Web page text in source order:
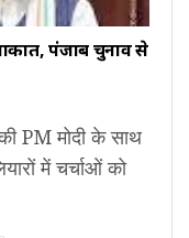
पंजाब चुनाव से
PM मोदी के साथ
में चर्चाओं को